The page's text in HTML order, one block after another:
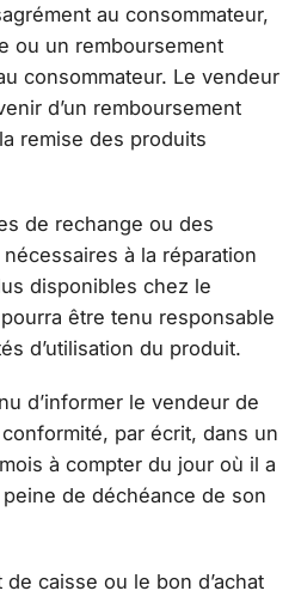
au consommateur,
ou un remboursement
consommateur. Le vendeur
d’un remboursement
remise des produits
de rechange ou des
à la réparation
disponibles chez le
être tenu responsable
d’utilisation du produit.
d’informer le vendeur de
par écrit, dans un
à compter du jour où il a
de déchéance de son
caisse ou le bon d’achat